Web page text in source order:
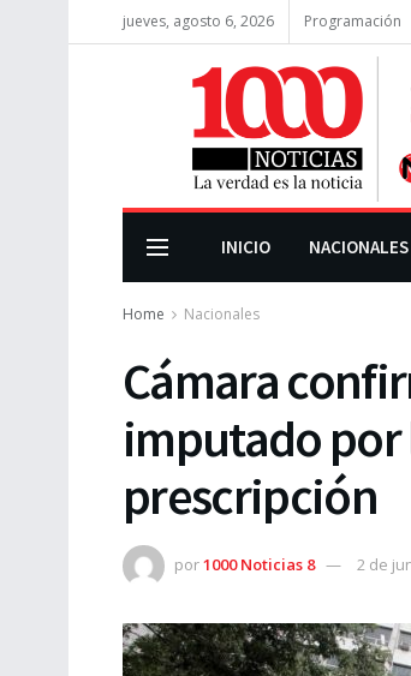
jueves, agosto 6, 2026 Programación
INICIO NACIONALES
Home Nacionales
Cámara
imputado por
prescripción
por1000 Noticias 8 2 de